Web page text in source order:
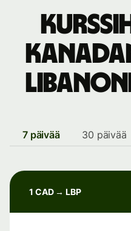
7 päivää 30 päivää
1 CAD → LBP